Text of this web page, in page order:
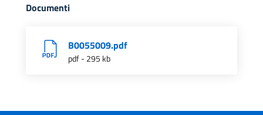
Documenti
B0055009.pdf
pdf - 295 kb